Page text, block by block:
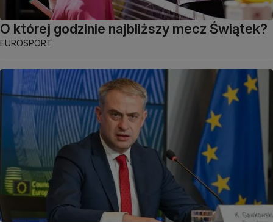
O której godzinie najbliższy mecz Świątek?
EUROSPORT